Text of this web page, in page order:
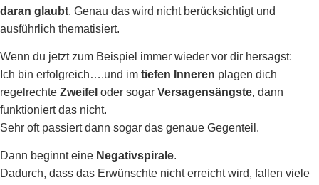
daran glaubt. Genau das wird nicht berücksichtigt und
ausführlich thematisiert.
Wenn du jetzt zum Beispiel immer wieder vor dir hersagst:
Ich bin erfolgreich….und im tiefen Inneren plagen dich
regelrechte Zweifel oder sogar Versagensängste, dann
funktioniert das nicht.
Sehr oft passiert dann sogar das genaue Gegenteil.
Dann beginnt eine Negativspirale.
Dadurch, dass das Erwünschte nicht erreicht wird, fallen viele